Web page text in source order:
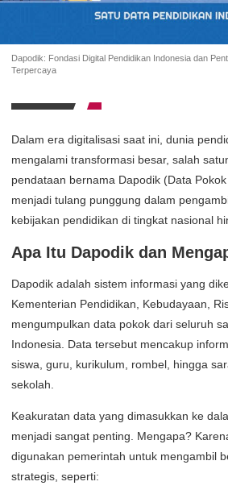
Dapodik: Fondasi Digital Pendidikan Indonesia dan
Terpercaya
Dalam era digitalisasi saat ini, dunia
mengalami transformasi besar, salah
pendataan bernama Dapodik (Data
menjadi tulang punggung dalam
kebijakan pendidikan di tingkat nasional
Apa Itu Dapodik dan
Dapodik adalah sistem informasi yang
Kementerian Pendidikan, Kebudayaan,
mengumpulkan data pokok dari seluruh
Indonesia. Data tersebut mencakup
siswa, guru, kurikulum, rombel, hingga
sekolah.
Keakuratan data yang dimasukkan ke
menjadi sangat penting. Mengapa?
digunakan pemerintah untuk mengambil
strategis, seperti: